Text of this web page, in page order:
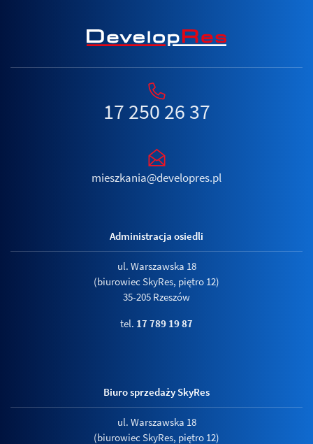
17 250 26 37
mieszkania@developres.pl
Administracja osiedli
ul. Warszawska 18
(biurowiec SkyRes, piętro 12)
35-205 Rzeszów
tel. 17 789 19 87
Biuro sprzedaży SkyRes
ul. Warszawska 18
(biurowiec SkyRes, piętro 12)